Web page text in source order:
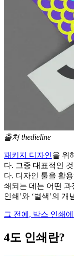
출처 thedieline
패키지 디자인을 위
다. 그중 대표적인
다. 디자인 툴을 활
쇄되는 데는 어떤 과
인쇄’와 ‘별색’의
그 전에, 박스 인쇄
4도 인쇄란?